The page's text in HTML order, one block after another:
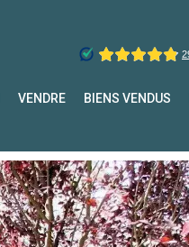
VENDRE BIENS VENDUS